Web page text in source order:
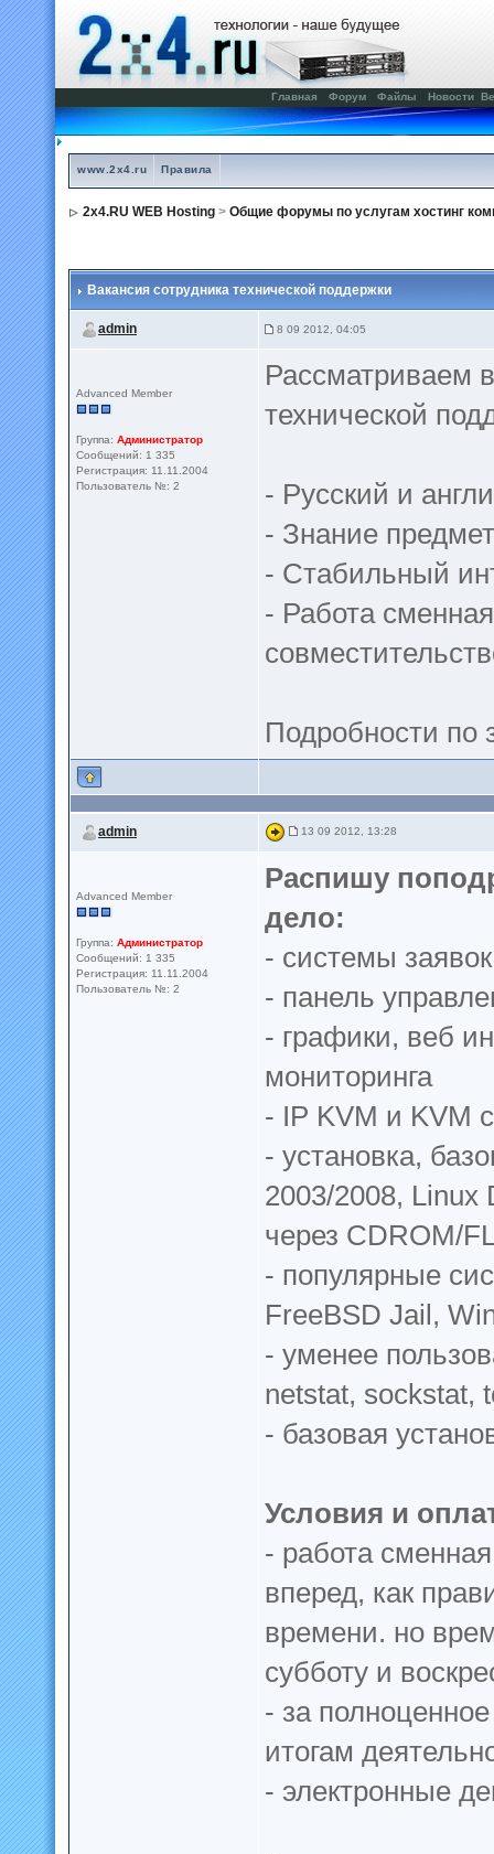
Главная Форум Файлы Новости
www.2x4.ru Правила
2x4.RU WEB Hosting > Общие форумы по услугам хостинг
Вакансия сотрудника технической поддержки
admin 8 09 2012, 04:05
Advanced Member
Группа: Администратор
Сообщений: 1 335
Регистрация: 11.11.2004
Пользователь №: 2
Рассматриваем
технической
- Русский и
- Знание
- Стабильный
- Работа
Подробности по
admin 13 09 2012, 13:28
Advanced Member
Группа: Администратор
Сообщений: 1 335
Регистрация: 11.11.2004
Пользователь №: 2
Распишу
дело:
- системы
- панель
- графики, веб
мониторинга
- IP KVM и KVM
- установка,
2003/2008, Linux
через CDROM/
- популярные
FreeBSD Jail,
- уменее
netstat, sockstat,
- базовая
Условия и
- работа
вперед, как
времени. но
субботу и
- за
итогам
- электронные